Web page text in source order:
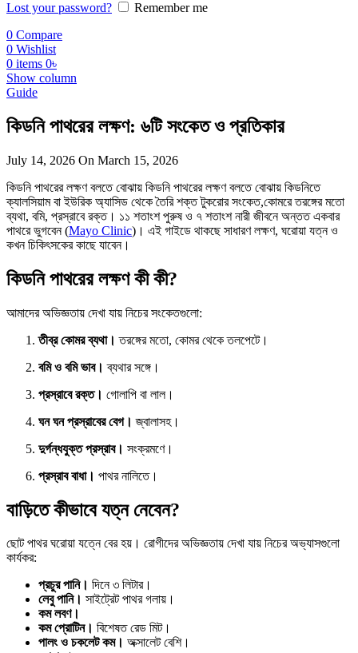
Lost your password?
Remember me
0 Compare
0 Wishlist
0 items 0৳
Show column
Guide
কিডনি পাথরের লক্ষণ: ৬টি সংকেত ও প্রতিকার
July 14, 2026 On March 15, 2026
কিডনি পাথরের লক্ষণ বলতে বোঝায় কিডনি পাথরের লক্ষণ বলতে বোঝায় কিডনিতে
ক্যালসিয়াম বা ইউরিক অ্যাসিড থেকে তৈরি শক্ত টুকরোর সংকেত,কোমরে তরঙ্গের মতো
ব্যথা, বমি, প্রস্রাবে রক্ত। ১১ শতাংশ পুরুষ ও ৭ শতাংশ নারী জীবনে অন্তত একবার
পাথরে ভুগবেন (Mayo Clinic)। এই গাইডে থাকছে সাধারণ লক্ষণ, ঘরোয়া যত্ন ও
কখন চিকিৎসকের কাছে যাবেন।
কিডনি পাথরের লক্ষণ কী কী?
আমাদের অভিজ্ঞতায় দেখা যায় নিচের সংকেতগুলো:
তীব্র কোমর ব্যথা। তরঙ্গের মতো, কোমর থেকে তলপেটে।
বমি ও বমি ভাব। ব্যথার সঙ্গে।
প্রস্রাবে রক্ত। গোলাপি বা লাল।
ঘন ঘন প্রস্রাবের বেগ। জ্বালাসহ।
দুর্গন্ধযুক্ত প্রস্রাব। সংক্রমণে।
প্রস্রাব বাধা। পাথর নালিতে।
বাড়িতে কীভাবে যত্ন নেবেন?
ছোট পাথর ঘরোয়া যত্নে বের হয়। রোগীদের অভিজ্ঞতায় দেখা যায় নিচের অভ্যাসগুলো
কার্যকর:
প্রচুর পানি। দিনে ৩ লিটার।
লেবু পানি। সাইট্রেট পাথর গলায়।
কম লবণ।
কম প্রোটিন। বিশেষত রেড মিট।
পালং ও চকলেট কম। অক্সালেট বেশি।